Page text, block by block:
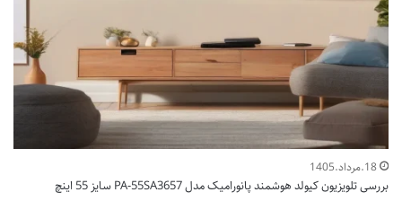
18.مرداد.1405
بررسی تلویزیون کیولد هوشمند پانورامیک مدل PA-55SA3657 سایز 55 اینچ